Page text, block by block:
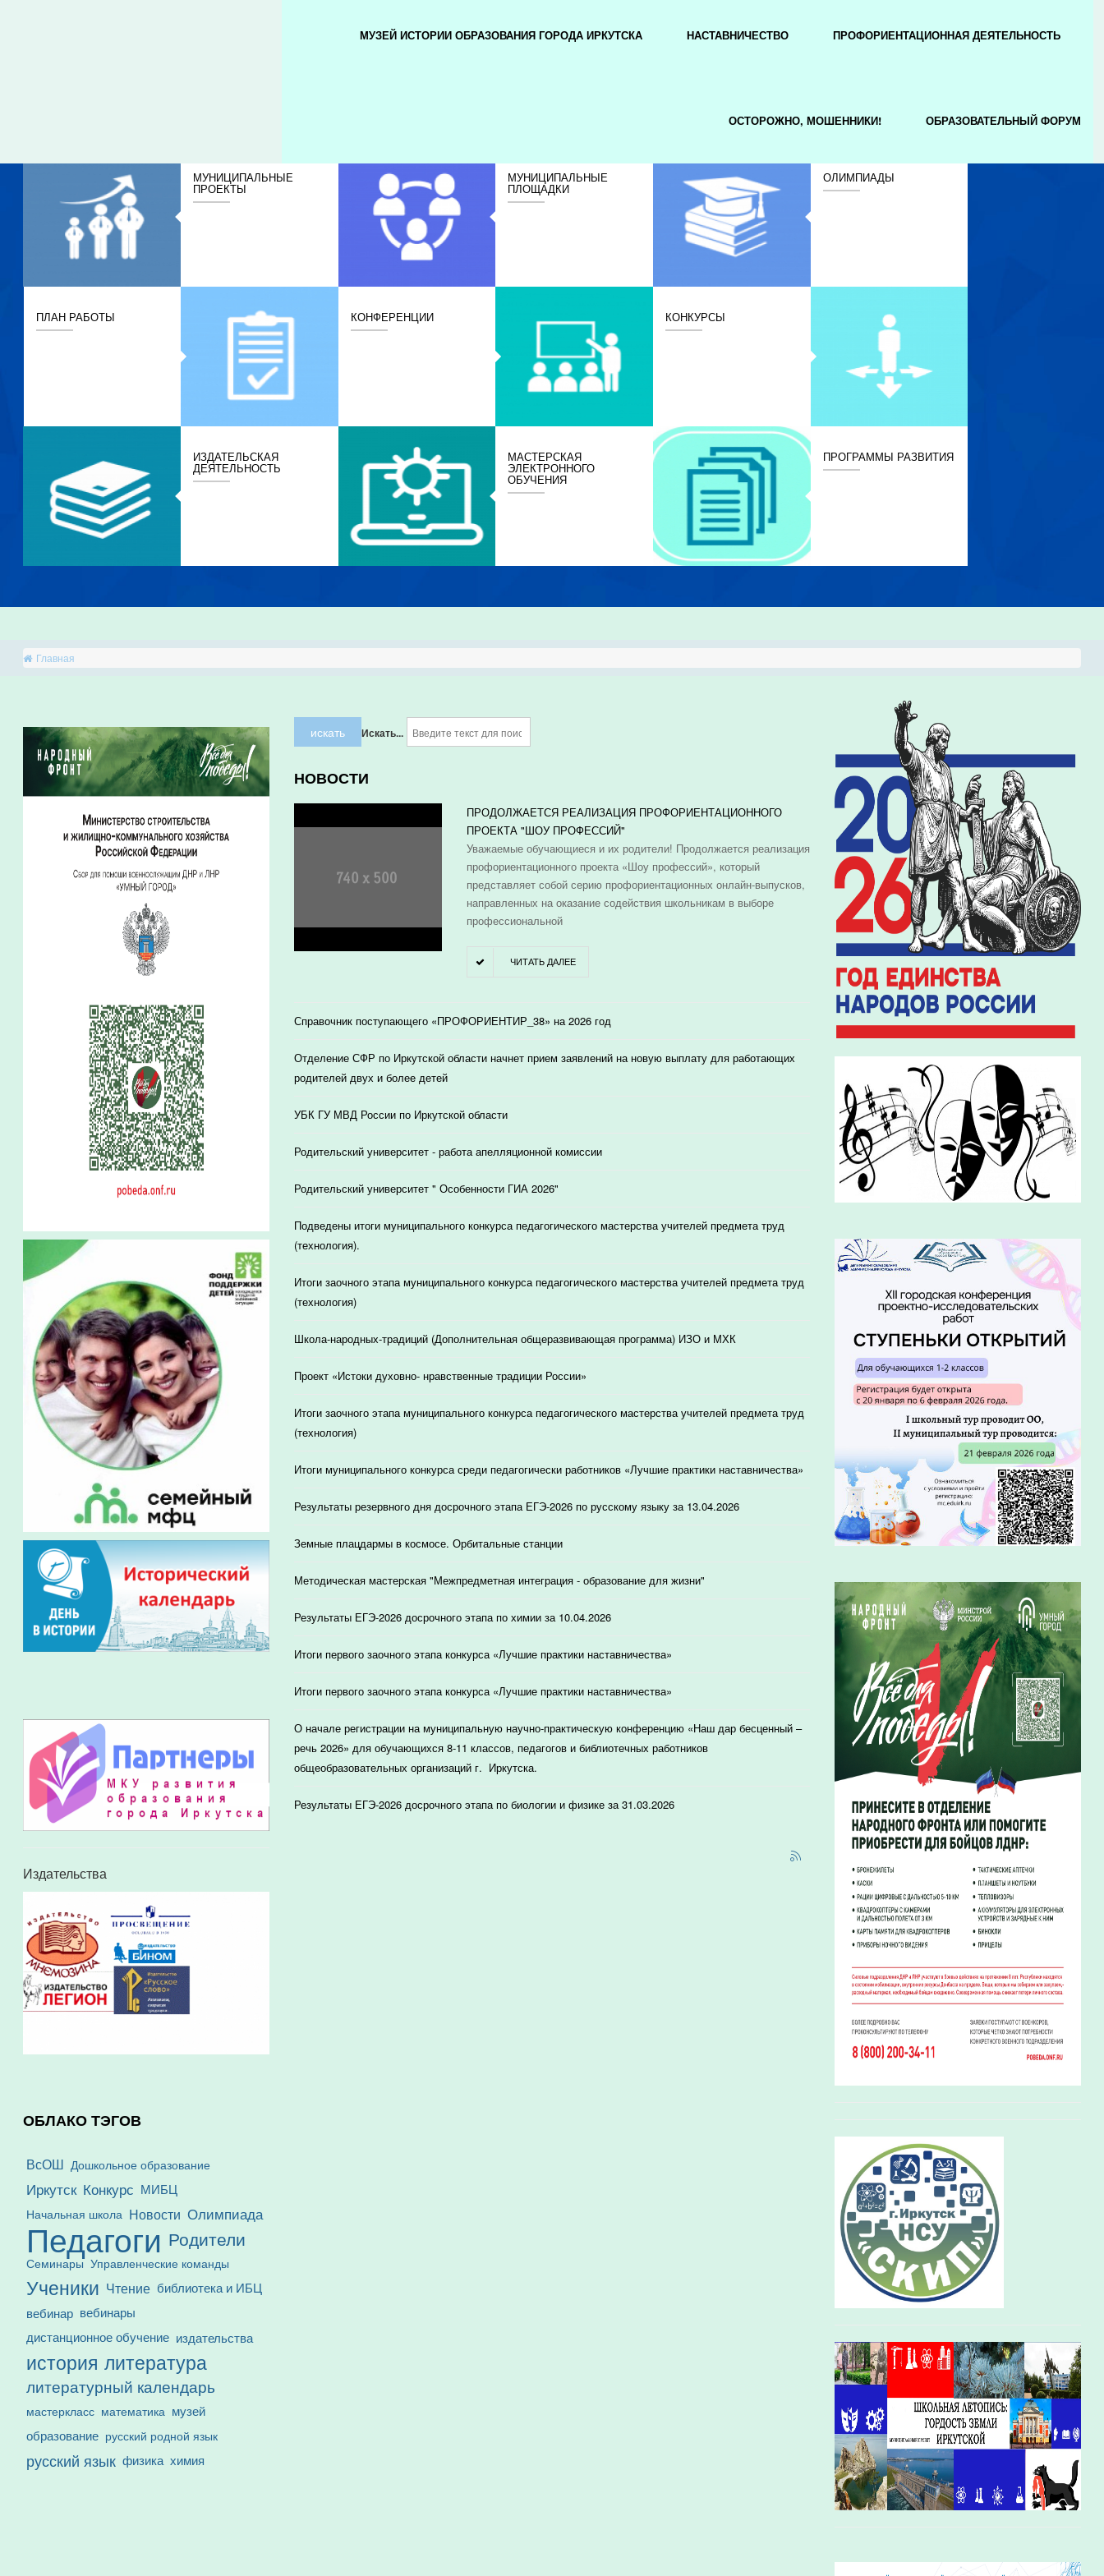
МУЗЕЙ ИСТОРИИ ОБРАЗОВАНИЯ ГОРОДА ИРКУТСКА НАСТАВНИЧЕСТВО ПРОФОРИЕНТАЦИОННАЯ ДЕЯТЕЛЬНОСТЬ
ОСТОРОЖНО, МОШЕННИКИ! ОБРАЗОВАТЕЛЬНЫЙ ФОРУМ
МУНИЦИПАЛЬНЫЕ
ПРОЕКТЫ
МУНИЦИПАЛЬНЫЕ
ПЛОЩАДКИ
ОЛИМПИАДЫ
КОНКУРСЫ
КОНФЕРЕНЦИИ
ПЛАН РАБОТЫ
ИЗДАТЕЛЬСКАЯ
ДЕЯТЕЛЬНОСТЬ
МАСТЕРСКАЯ
ЭЛЕКТРОННОГО
ОБУЧЕНИЯ
ПРОГРАММЫ РАЗВИТИЯ
Главная
Издательства
ОБЛАКО ТЭГОВ
ВсОШ Дошкольное образование
Иркутск Конкурс МИБЦ
Начальная школа Новости Олимпиада
Педагоги Родители
Семинары Управленческие команды
Ученики Чтение библиотека и ИБЦ
вебинар вебинары
дистанционное обучение издательства
история литература
литературный календарь
мастеркласс математика музей
образование русский родной язык
русский язык физика химия
искать Искать...
НОВОСТИ
ПРОДОЛЖАЕТСЯ РЕАЛИЗАЦИЯ ПРОФОРИЕНТАЦИОННОГО
ПРОЕКТА "ШОУ ПРОФЕССИЙ"
Уважаемые обучающиеся и их родители! Продолжается реализация
профориентационного проекта «Шоу профессий», который
представляет собой серию профориентационных онлайн-выпусков,
направленных на оказание содействия школьникам в выборе
профессиональной
ЧИТАТЬ ДАЛЕЕ
Справочник поступающего «ПРОФОРИЕНТИР_38» на 2026 год
Отделение СФР по Иркутской области начнет прием заявлений на новую выплату для работающих
родителей двух и более детей
УБК ГУ МВД России по Иркутской области
Родительский университет - работа апелляционной комиссии
Родительский университет " Особенности ГИА 2026"
Подведены итоги муниципального конкурса педагогического мастерства учителей предмета труд
(технология).
Итоги заочного этапа муниципального конкурса педагогического мастерства учителей предмета труд
(технология)
Школа-народных-традиций (Дополнительная общеразвивающая программа) ИЗО и МХК
Проект «Истоки духовно- нравственные традиции России»
Итоги заочного этапа муниципального конкурса педагогического мастерства учителей предмета труд
(технология)
Итоги муниципального конкурса среди педагогически работников «Лучшие практики наставничества»
Результаты резервного дня досрочного этапа ЕГЭ-2026 по русскому языку за 13.04.2026
Земные плацдармы в космосе. Орбитальные станции
Методическая мастерская "Межпредметная интеграция - образование для жизни"
Результаты ЕГЭ-2026 досрочного этапа по химии за 10.04.2026
Итоги первого заочного этапа конкурса «Лучшие практики наставничества»
Итоги первого заочного этапа конкурса «Лучшие практики наставничества»
О начале регистрации на муниципальную научно-практическую конференцию «Наш дар бесценный –
речь 2026» для обучающихся 8-11 классов, педагогов и библиотечных работников
общеобразовательных организаций г. Иркутска.
Результаты ЕГЭ-2026 досрочного этапа по биологии и физике за 31.03.2026